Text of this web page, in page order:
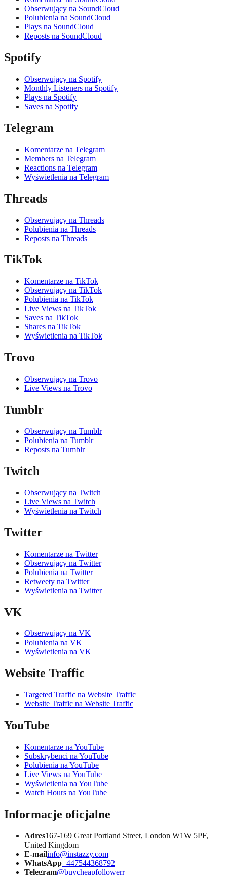
Obserwujący na SoundCloud
Polubienia na SoundCloud
Plays na SoundCloud
Reposts na SoundCloud
Spotify
Obserwujący na Spotify
Monthly Listeners na Spotify
Plays na Spotify
Saves na Spotify
Telegram
Komentarze na Telegram
Members na Telegram
Reactions na Telegram
Wyświetlenia na Telegram
Threads
Obserwujący na Threads
Polubienia na Threads
Reposts na Threads
TikTok
Komentarze na TikTok
Obserwujący na TikTok
Polubienia na TikTok
Live Views na TikTok
Saves na TikTok
Shares na TikTok
Wyświetlenia na TikTok
Trovo
Obserwujący na Trovo
Live Views na Trovo
Tumblr
Obserwujący na Tumblr
Polubienia na Tumblr
Reposts na Tumblr
Twitch
Obserwujący na Twitch
Live Views na Twitch
Wyświetlenia na Twitch
Twitter
Komentarze na Twitter
Obserwujący na Twitter
Polubienia na Twitter
Retweety na Twitter
Wyświetlenia na Twitter
VK
Obserwujący na VK
Polubienia na VK
Wyświetlenia na VK
Website Traffic
Targeted Traffic na Website Traffic
Website Traffic na Website Traffic
YouTube
Komentarze na YouTube
Subskrybenci na YouTube
Polubienia na YouTube
Live Views na YouTube
Wyświetlenia na YouTube
Watch Hours na YouTube
Informacje oficjalne
Adres167-169 Great Portland Street, London W1W 5PF,
United Kingdom
E-mailinfo@instazzy.com
WhatsApp+447544368792
Telegram@buycheapfollowerr